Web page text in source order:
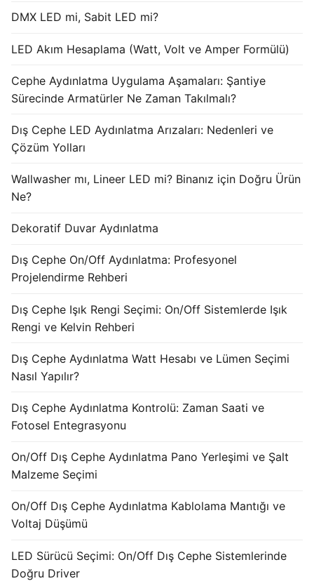
DMX BİLGİ
DMX Nedir? Ürün Çeşitleri Nelerdir?
Cephe Animasyon LEDLine Serisi
Cephe Animasyon WallWasher Serisi
KATALOG
HAKKIMIZDA
SSS
English
Arabic
DMX LED mi, Sabit LED mi?
LED Akım Hesaplama (Watt, Volt ve Amper Formülü)
Cephe Aydınlatma Uygulama Aşamaları: Şantiye
Sürecinde Armatürler Ne Zaman Takılmalı?
Dış Cephe LED Aydınlatma Arızaları: Nedenleri ve
Çözüm Yolları
Wallwasher mı, Lineer LED mi? Binanız için Doğru Ürün
Ne?
Dekoratif Duvar Aydınlatma
Dış Cephe On/Off Aydınlatma: Profesyonel
Projelendirme Rehberi
Dış Cephe Işık Rengi Seçimi: On/Off Sistemlerde Işık
Rengi ve Kelvin Rehberi
Dış Cephe Aydınlatma Watt Hesabı ve Lümen Seçimi
Nasıl Yapılır?
Dış Cephe Aydınlatma Kontrolü: Zaman Saati ve
Fotosel Entegrasyonu
On/Off Dış Cephe Aydınlatma Pano Yerleşimi ve Şalt
Malzeme Seçimi
On/Off Dış Cephe Aydınlatma Kablolama Mantığı ve
Voltaj Düşümü
LED Sürücü Seçimi: On/Off Dış Cephe Sistemlerinde
Doğru Driver